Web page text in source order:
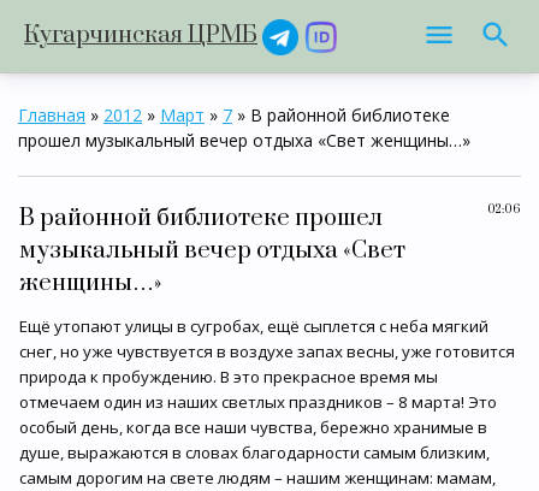
Кугарчинская ЦРМБ
Главная » 2012 » Март » 7 » В районной библиотеке
прошел музыкальный вечер отдыха «Свет женщины…»
02:06
В районной библиотеке прошел
музыкальный вечер отдыха «Свет
женщины…»
Ещё утопают улицы в сугробах, ещё сыплется с неба мягкий
снег, но уже чувствуется в воздухе запах весны, уже готовится
природа к пробуждению. В это прекрасное время мы
отмечаем один из наших светлых праздников – 8 марта! Это
особый день, когда все наши чувства, бережно хранимые в
душе, выражаются в словах благодарности самым близким,
самым дорогим на свете людям – нашим женщинам: мамам,